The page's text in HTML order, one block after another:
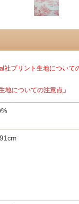
社プリント生地について
地についての注意点」